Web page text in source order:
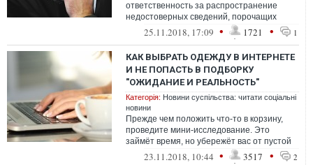
ответственность за распространение
недостоверных сведений, порочащих
честь и подрывающих репутацию.
25.11.2018, 17:09 • 1721 • 1
КАК ВЫБРАТЬ ОДЕЖДУ В ИНТЕРНЕТЕ
И НЕ ПОПАСТЬ В ПОДБОРКУ
"ОЖИДАНИЕ И РЕАЛЬНОСТЬ"
Категорія: Новини суспільства: читати соціальні
новини
Прежде чем положить что-то в корзину,
проведите мини-исследование. Это
займёт время, но убережёт вас от пустой
траты денег.
23.11.2018, 10:44 • 3517 • 2